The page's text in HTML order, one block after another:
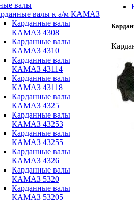
валы
валы к а/м КАМАЗ
Карданные валы
КАМАЗ 4308
Карданные валы
КАМАЗ 4310
Карданные валы
КАМАЗ 43114
Карданные валы
КАМАЗ 43118
Карданные валы
КАМАЗ 4325
Карданные валы
КАМАЗ 43253
Карданные валы
КАМАЗ 43255
Карданные валы
КАМАЗ 4326
Карданные валы
КАМАЗ 5320
Карданные валы
КАМАЗ 53205